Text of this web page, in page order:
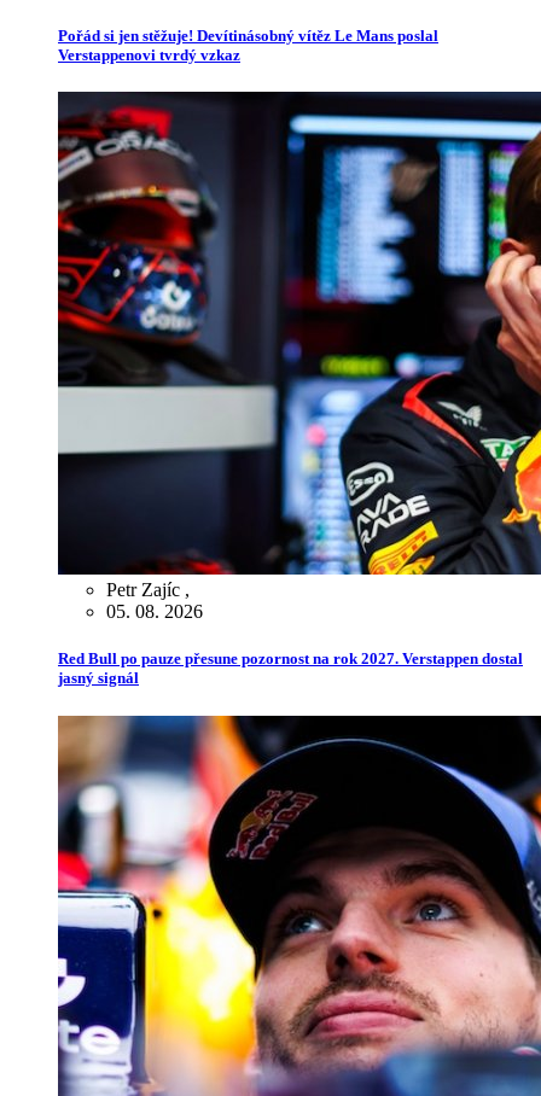
Pořád si jen stěžuje! Devítinásobný vítěz Le Mans poslal
Verstappenovi tvrdý vzkaz
Petr Zajíc ,
05. 08. 2026
Red Bull po pauze přesune pozornost na rok 2027. Verstappen dostal
jasný signál